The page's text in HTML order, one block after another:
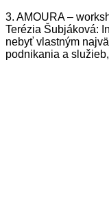
3. AMOURA –
Terézia Šubjáková:
nebyť vlastným
podnikania a